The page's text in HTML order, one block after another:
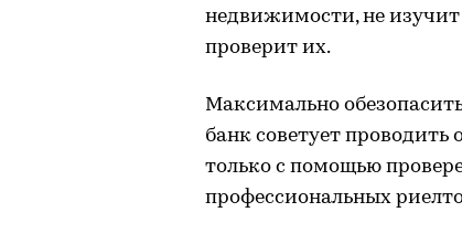
недвижимости, не
проверит их.
Максимально
банк советует
только с помощью
профессиональных